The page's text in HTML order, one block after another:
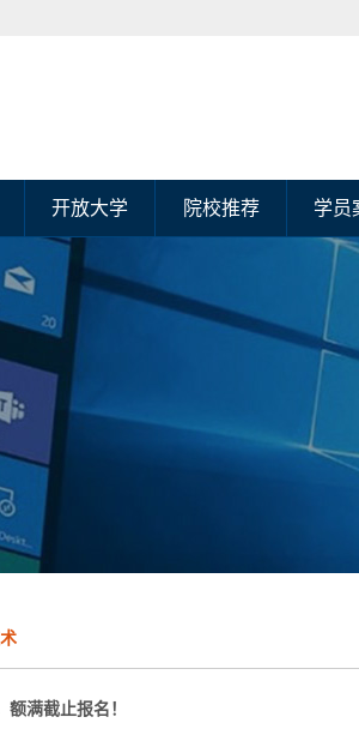
开放大学 院校推荐 学员
满截止报名！